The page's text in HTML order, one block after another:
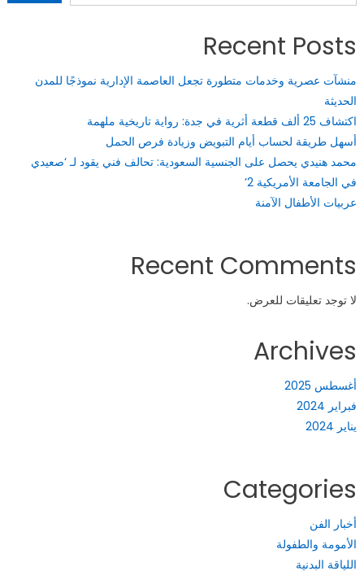
Recent Posts
منشآت عصرية وخدمات متطورة تجعل العاصمة الإدارية نموذجًا للمدن
الحديثة
اكتشاف 25 ألف قطعة أثرية في جدة: رواية تاريخية ملهمة
أسهل طريقة لحساب أيام التبويض وزيادة فرص الحمل
محمد هنيدي يحصل على الجنسية السعودية: تحالف فني يقود لـ ‘صعيدي
في الجامعة الأمريكية 2’
عربيات الأطفال الآمنة
Recent Comments
لا توجد تعليقات للعرض.
Archives
أغسطس 2025
فبراير 2024
يناير 2024
Categories
أخبار الفن
الأمومة والطفولة
اللياقة البدنية